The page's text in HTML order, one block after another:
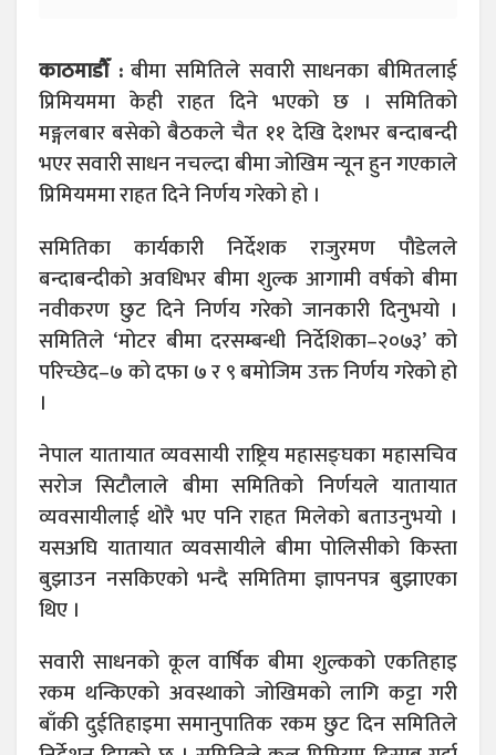
काठमाडौँ :बीमा समितिले सवारी साधनका बीमितलाई
प्रिमियममा केही राहत दिने भएको छ । समितिको
मङ्गलबार बसेको बैठकले चैत ११ देखि देशभर बन्दाबन्दी
भएर सवारी साधन नचल्दा बीमा जोखिम न्यून हुन गएकाले
प्रिमियममा राहत दिने निर्णय गरेको हो ।
समितिका कार्यकारी निर्देशक राजुरमण पौडेलले
बन्दाबन्दीको अवधिभर बीमा शुल्क आगामी वर्षको बीमा
नवीकरण छुट दिने निर्णय गरेको जानकारी दिनुभयो ।
समितिले ‘मोटर बीमा दरसम्बन्धी निर्देशिका–२०७३’ को
परिच्छेद–७ को दफा ७ र ९ बमोजिम उक्त निर्णय गरेको हो
।
नेपाल यातायात व्यवसायी राष्ट्रिय महासङ्घका महासचिव
सरोज सिटौलाले बीमा समितिको निर्णयले यातायात
व्यवसायीलाई थोरै भए पनि राहत मिलेको बताउनुभयो ।
यसअघि यातायात व्यवसायीले बीमा पोलिसीको किस्ता
बुझाउन नसकिएको भन्दै समितिमा ज्ञापनपत्र बुझाएका
थिए ।
सवारी साधनको कूल वार्षिक बीमा शुल्कको एकतिहाइ
रकम थन्किएको अवस्थाको जोखिमको लागि कट्टा गरी
बाँकी दुईतिहाइमा समानुपातिक रकम छुट दिन समितिले